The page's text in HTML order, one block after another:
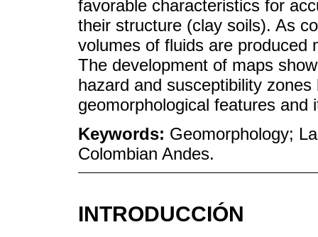
favorable characteristics for
their structure (clay soils). As
volumes of fluids are produced
The development of maps
hazard and susceptibility
geomorphological features
Keywords: Geomorphology;
Colombian Andes.
INTRODUCCIÓN